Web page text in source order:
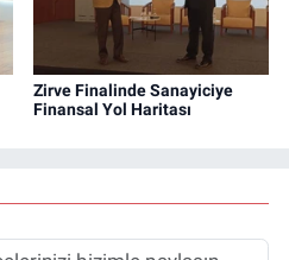
Zirve Finalinde Sanayiciye
Finansal Yol Haritası